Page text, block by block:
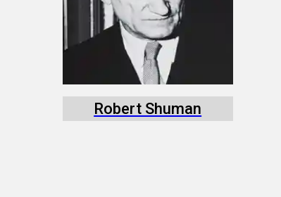
Robert Shuman